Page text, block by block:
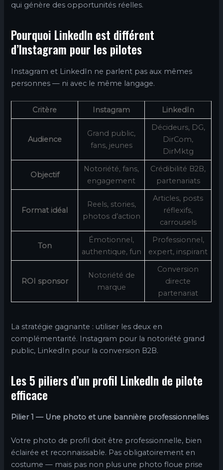
qui génère des opportunités réelles.
Pourquoi LinkedIn est différent
d’Instagram pour les pilotes
Instagram et LinkedIn ne parlent pas aux mêmes
personnes — ni avec le même langage.
Critère Instagram LinkedIn
Audience
Grand public,
fans, jeunes
Décideurs, DG,
DirCom,
DirMktg
Objectif
Notoriété, fans,
engagement
Crédibilité B2B,
partenariats
Format idéal
Reels, stories,
photos d’action
Articles, posts
réflexifs,
carrousels
Ton
Émotionnel,
authentique, fun
Professionnel,
expert, inspirant
ROI sponsor
Notoriété de
marque
Conversion
directe
partenariat
La stratégie gagnante : utiliser les deux en
complémentarité. Instagram pour la notoriété grand
public, LinkedIn pour la conversion B2B.
Les 5 piliers d’un profil LinkedIn de pilote
efficace
Pilier 1 — Une photo et une bannière professionnelles
Votre photo de profil doit être professionnelle, bien
éclairée et reconnaissable. Pas obligatoirement en
costume — mais pas non plus une photo floue prise